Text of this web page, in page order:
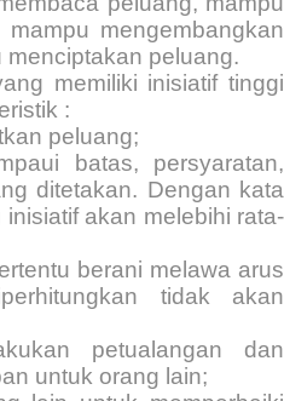
mengembangkan
peluang.
memiliki inisiatif tinggi
:
peluang;
batas, persyaratan,
ditetakan. Dengan kata
akan melebihi rata-
berani melawa arus
tidak akan
petualangan dan
untuk orang lain;